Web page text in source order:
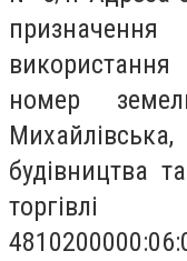
номер
будівництва